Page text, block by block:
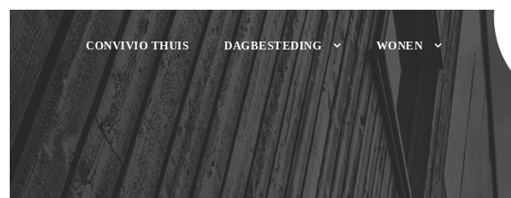
CONVIVIO THUIS DAGBESTEDING WONEN